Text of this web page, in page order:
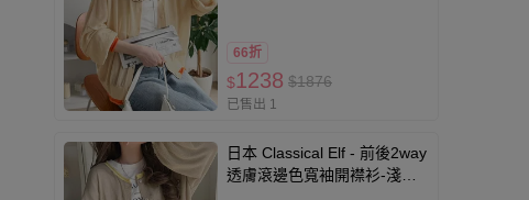
66折
$1238 $1876
已售出 1
日本 Classical Elf - 前後2way
透膚滾邊色寬袖開襟衫-淺棕x